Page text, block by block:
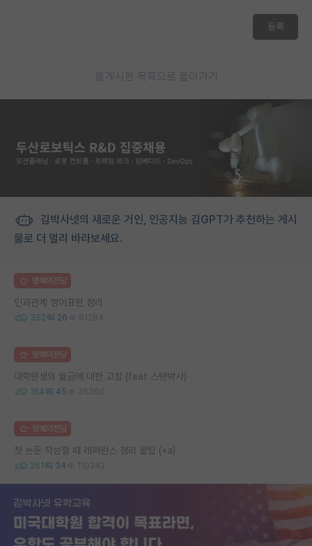
등록
게시판 목록으로 돌아가기
김박사넷의 새로운 거인, 인공지능 김GPT가 추천하는 게시
물로 더 멀리 바라보세요.
명예의전당
인과관계 영어표현 정리
352 26 81284
명예의전당
대학원생의 월급에 대한 고찰 (feat 스탠박사)
164 45 26360
명예의전당
첫 논문 작성할 때 레퍼런스 정리 꿀팁 (+a)
261 34 110242